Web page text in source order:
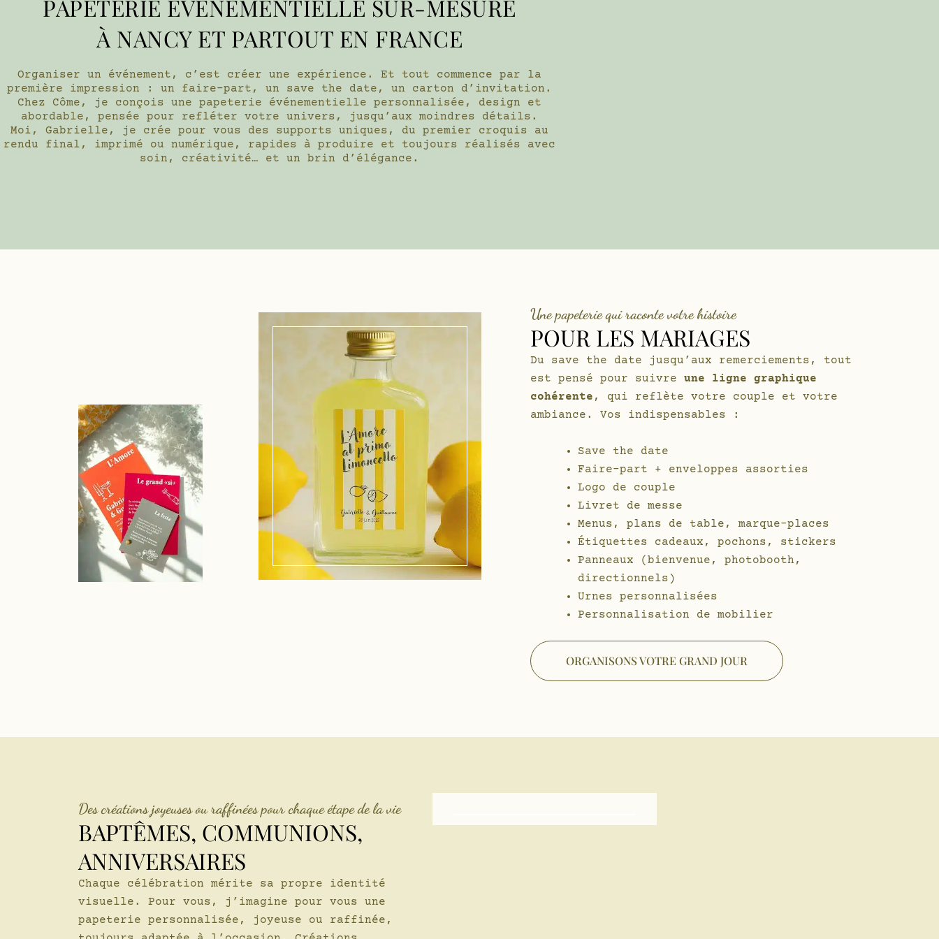
PAPETERIE ÉVÉNEMENTIELLE SUR-MESURE
À NANCY ET PARTOUT EN FRANCE
Organiser un événement, c’est créer une expérience. Et tout commence par la
première impression : un faire-part, un save the date, un carton d’invitation.
Chez Côme, je conçois une papeterie événementielle personnalisée, design et
abordable, pensée pour refléter votre univers, jusqu’aux moindres détails.
Moi, Gabrielle, je crée pour vous des supports uniques, du premier croquis au
rendu final, imprimé ou numérique, rapides à produire et toujours réalisés avec
soin, créativité… et un brin d’élégance.
Une papeterie qui raconte votre histoire
POUR LES MARIAGES
Du save the date jusqu’aux remerciements, tout
est pensé pour suivre une ligne graphique
cohérente , qui reflète votre couple et votre
ambiance. Vos indispensables :
Save the date
Faire-part + enveloppes assorties
Logo de couple
Livret de messe
Menus, plans de table, marque-places
Étiquettes cadeaux, pochons, stickers
Panneaux (bienvenue, photobooth,
directionnels)
Urnes personnalisées
Personnalisation de mobilier
ORGANISONS VOTRE GRAND JOUR
Des créations joyeuses ou raffinées pour chaque étape de la vie
BAPTÊMES, COMMUNIONS,
ANNIVERSAIRES
Chaque célébration mérite sa propre identité
visuelle. Pour vous, j’imagine pour vous une
papeterie personnalisée, joyeuse ou raffinée,